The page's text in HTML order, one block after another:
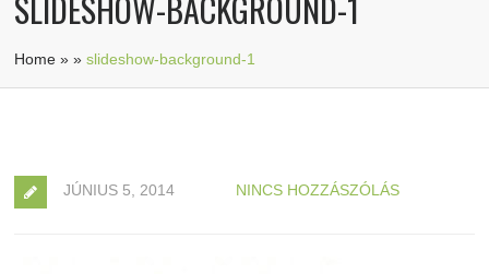
Home »»slideshow-background-1
JÚNIUS 5, 2014 NINCS HOZZÁSZÓLÁS